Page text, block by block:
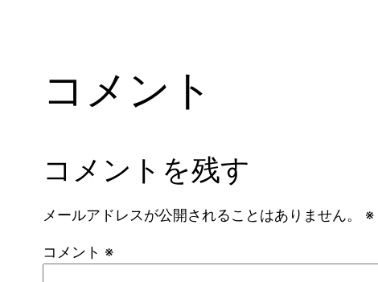
コメント
コメントを残す
メールアドレスが公開されることはありません。 ※
コメント ※